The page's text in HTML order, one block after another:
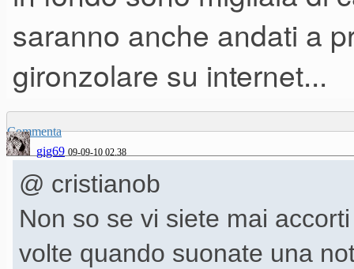
saranno anche andati a
gironzolare su internet...
Commenta
gig69 09-09-10 02.38
@ cristianob
Non so se vi siete mai
volte quando suonate una